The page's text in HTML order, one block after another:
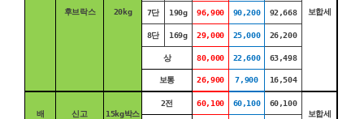
후브락스 20kg 보합세
7단 190g 96,900 90,200 92,668
8단 169g 29,000 25,000 26,200
상 80,000 22,600 63,498
보통 26,900 7,900 16,504
배 신고 15kg박스
2전 60,100 60,100
60,100
보합세